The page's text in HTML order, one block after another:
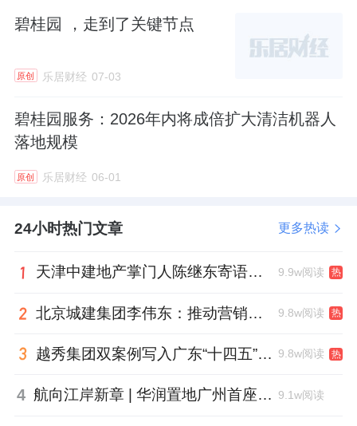
碧桂园 ，走到了关键节点
原创 乐居财经 07-03
碧桂园服务：2026年内将成倍扩大清洁机器人
落地规模
原创 乐居财经 06-01
24小时热门文章 更多热读
天津中建地产掌门人陈继东寄语青年“跳出舒适区”，曾任银行信贷经理 9.9w阅读 热
北京城建集团李伟东：推动营销工作稳中提质，严控库存增量 9.8w阅读 热
越秀集团双案例写入广东“十四五”公共文化答卷，复合文化空间助力青年发展型城市建设 9.8w阅读 热
4 航向江岸新章 | 华润置地广州首座万象城金秋迎客 9.1w阅读